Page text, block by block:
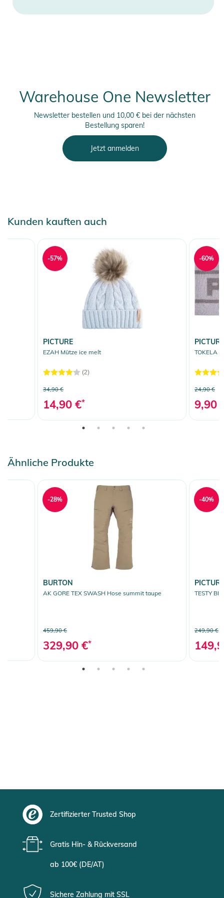
Warehouse One Newsletter
Newsletter bestellen und 10,00 € bei der nächsten
Bestellung sparen!
Jetzt anmelden
Kunden kauften auch
PICTURE
EZAH Mütze ice melt
(2)
34,90 €
14,90 €*
-57%
PICTURE
TOKELA
24,90 €
9,90
-60%
Ähnliche Produkte
BURTON
AK GORE TEX SWASH Hose summit taupe
459,90 €
329,90 €*
-28%
PICTURE
TESTY
249,90 €
-40%
Zertifizierter Trusted Shop
Gratis Hin- & Rückversand
ab 100€ (DE/AT)
Sichere Zahlung mit SSL